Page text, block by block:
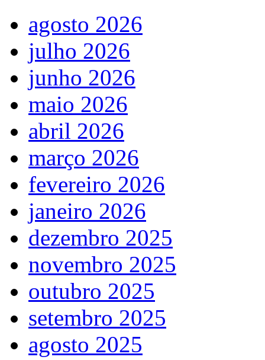
agosto 2026
julho 2026
junho 2026
maio 2026
abril 2026
março 2026
fevereiro 2026
janeiro 2026
dezembro 2025
novembro 2025
outubro 2025
setembro 2025
agosto 2025